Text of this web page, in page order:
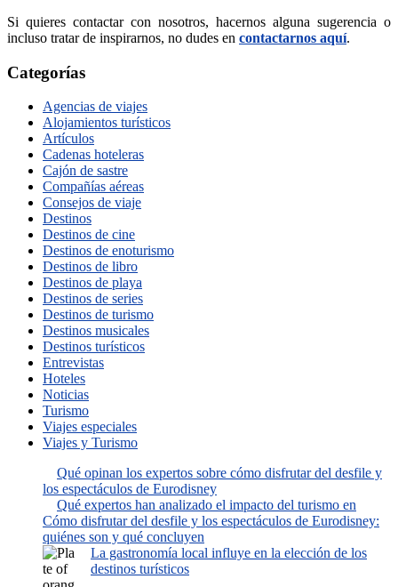
Si quieres contactar con nosotros, hacernos alguna sugerencia o
incluso tratar de inspirarnos, no dudes en contactarnos aquí.
Categorías
Agencias de viajes
Alojamientos turísticos
Artículos
Cadenas hoteleras
Cajón de sastre
Compañías aéreas
Consejos de viaje
Destinos
Destinos de cine
Destinos de enoturismo
Destinos de libro
Destinos de playa
Destinos de series
Destinos de turismo
Destinos musicales
Destinos turísticos
Entrevistas
Hoteles
Noticias
Turismo
Viajes especiales
Viajes y Turismo
Qué opinan los expertos sobre cómo disfrutar del desfile y
los espectáculos de Eurodisney
Qué expertos han analizado el impacto del turismo en
Cómo disfrutar del desfile y los espectáculos de Eurodisney:
quiénes son y qué concluyen
La gastronomía local influye en la elección de los
destinos turísticos